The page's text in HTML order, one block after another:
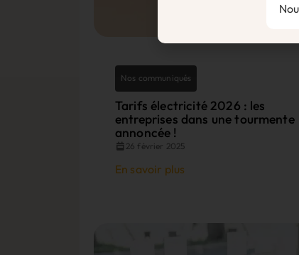
Nos communiqués
Tarifs électricité 2026 : les
entreprises dans une tourmente
annoncée !
26 février 2025
En savoir plus